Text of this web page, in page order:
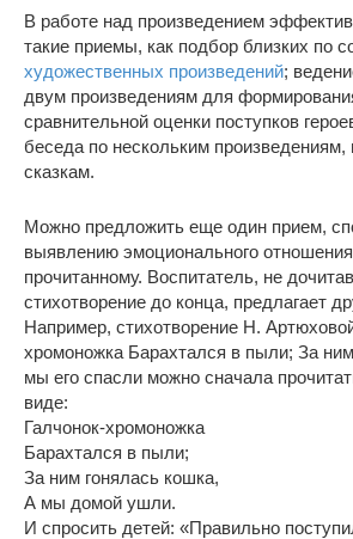
В работе над произведением
такие приемы, как подбор близких по
художественных произведений;
двум произведениям для
сравнительной оценки поступков
беседа по нескольким произведениям,
сказкам.
Можно предложить еще один прием,
выявлению эмоционального
прочитанному. Воспитатель, не
стихотворение до конца, предлагает
Например, стихотворение Н.
хромоножка Барахтался в пыли; За
мы его спасли можно сначала
виде:
Галчонок-хромоножка
Барахтался в пыли;
За ним гонялась кошка,
А мы домой ушли.
И спросить детей: «Правильно